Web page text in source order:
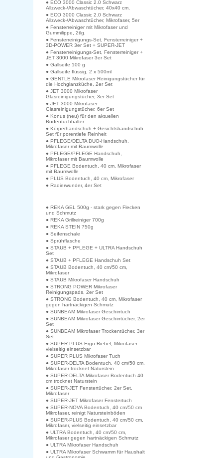
● ECO 3000 Classic 2.0 Schwarz
Allzweck-/Abwaschtücher, 40x40 cm,
● ECO 3000 Classic 2.0 Schwarz
Allzweck-/Abwaschtücher, Mikrofaser, 5er
● Fensterreiniger mit Mikrofaser und
Gummilippe, 2tlg.
● Fensterreinigungs-Set, Fensterreiniger +
3D-POWER 3er Set + SUPER-JET
● Fensterreinigungs-Set, Fensterreiniger +
JET 3000 Mikrofaser 3er Set
● Gallseife 100 g
● Gallseife flüssig, 2 x 500ml
● GENTLE Mikrofaser Reinigungstücher für
die Hochglanzküche, 2er Set
● JET 3000 Mikrofaser
Glasreinigungstücher, 3er Set
● JET 3000 Mikrofaser
Glasreinigungstücher, 6er Set
● Konus (neu) für den aktuellen
Bodentuchhalter
● Körperhandschuh + Gesichtshandschuh
Set für porentiefe Reinheit
● PFLEGE/DELTA DUO-Handschuh,
Mikrofaser mit Baumwolle
● PFLEGE/PFLEGE Handschuh,
Mikrofaser mit Baumwolle
● PFLEGE Bodentuch, 40 cm, Mikrofaser
mit Baumwolle
● PLUS Bodentuch, 40 cm, Mikrofaser
● Radierwunder, 4er Set
● REKA GEL 500g - stark gegen Flecken
und Schmutz
● REKA Grillreiniger 700g
● REKA STEIN 750g
● Seifenschale
● Sprühflasche
● STAUB + PFLEGE + ULTRA Handschuh
Set
● STAUB + PFLEGE Handschuh Set
● STAUB Bodentuch, 40 cm/50 cm,
Mikrofaser
● STAUB Mikrofaser Handschuh
● STRONG POWER Mikrofaser
Reinigungspads, 2er Set
● STRONG Bodentuch, 40 cm, Mikrofaser
gegen hartnäckigen Schmutz
● SUNBEAM Mikrofaser Geschirrtuch
● SUNBEAM Mikrofaser Geschirrtücher, 2er
Set
● SUNBEAM Mikrofaser Trockentücher, 3er
Set
● SUPER PLUS Ergo Riebel, Mikrofaser -
vielseitig einsetzbar
● SUPER PLUS Mikrofaser Tuch
● SUPER-DELTA Bodentuch, 40 cm/50 cm,
Mikrofaser trocknet Naturstein
● SUPER-DELTA Mikrofaser Bodentuch 40
cm trocknet Naturstein
● SUPER-JET Fenstertücher, 2er Set,
Mikrofaser
● SUPER-JET Mikrofaser Fenstertuch
● SUPER-NOVA Bodentuch, 40 cm/50 cm
Mikrofaser, reinigt Natursteinböden
● SUPER-PLUS Bodentuch, 40 cm/50 cm,
Mikrofaser, vielseitig einsetzbar
● ULTRA Bodentuch, 40 cm/50 cm,
Mikrofaser gegen hartnäckigen Schmutz
● ULTRA Mikrofaser Handschuh
● ULTRA Mikrofaser Schwamm für Haushalt